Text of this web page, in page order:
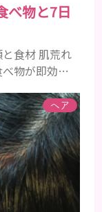
べ物と7日
食材 肌荒れ
物が即効性
養素です。
など レバー、
ンAは、肌の
早く修復し
ールを含み、
ヘア